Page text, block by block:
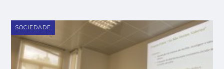
SOCIEDADE